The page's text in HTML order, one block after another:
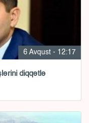
6 Avqust - 12:17
diqqətlə